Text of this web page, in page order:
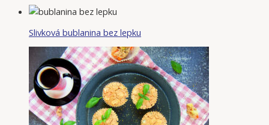
Slivková bublanina bez lepku